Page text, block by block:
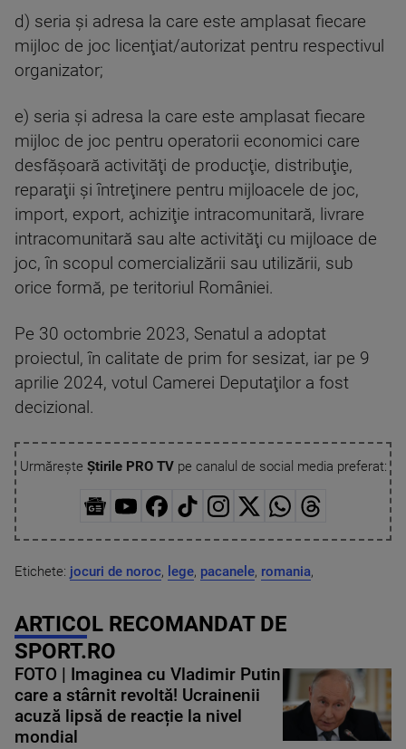
d) seria şi adresa la care este amplasat fiecare
mijloc de joc licenţiat/autorizat pentru respectivul
organizator;
e) seria şi adresa la care este amplasat fiecare
mijloc de joc pentru operatorii economici care
desfăşoară activităţi de producţie, distribuţie,
reparaţii şi întreţinere pentru mijloacele de joc,
import, export, achiziţie intracomunitară, livrare
intracomunitară sau alte activităţi cu mijloace de
joc, în scopul comercializării sau utilizării, sub
orice formă, pe teritoriul României.
Pe 30 octombrie 2023, Senatul a adoptat
proiectul, în calitate de prim for sesizat, iar pe 9
aprilie 2024, votul Camerei Deputaţilor a fost
decizional.
Urmărește Știrile PRO TVpe canalul de social media preferat:
Etichete: jocuri de noroc, lege, pacanele, romania,
ARTICOL RECOMANDAT DE
SPORT.RO
FOTO | Imaginea cu Vladimir Putin
care a stârnit revoltă! Ucrainenii
acuză lipsă de reacție la nivel
mondial